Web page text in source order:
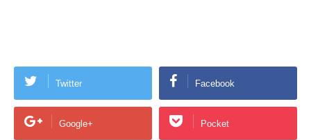
Twitter Facebook
Google+ Pocket